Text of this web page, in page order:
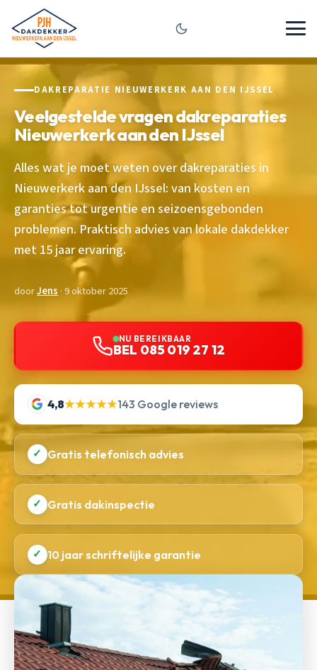
DAKREPARATIE NIEUWERKERK AAN DEN IJSSEL
Veelgestelde vragen dakreparaties
Nieuwerkerk aan den IJssel
Alles wat je moet weten over dakreparaties in
Nieuwerkerk aan den IJssel: van kosten en
garanties tot urgentie en seizoensgebonden
problemen. Praktisch advies van lokale dakdekker
met 15 jaar ervaring.
doorJens · 9 oktober 2025
NU BEREIKBAAR
BEL 085 019 27 12
4,8★★★★★143 Google reviews
✓ Gratis telefonisch advies
✓ Gratis dakinspectie
✓ 10 jaar schriftelijke garantie